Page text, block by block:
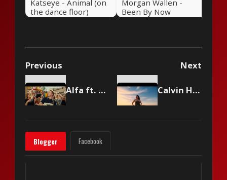
Katseye - Animal (on
the dance floor)
Morgan Wallen -
Been By Now
Previous Next
Alfa ft. Manu Chao - a me mi piace Calvin Harris ft. Clementine Douglas - Blessings
Blogger Facebook